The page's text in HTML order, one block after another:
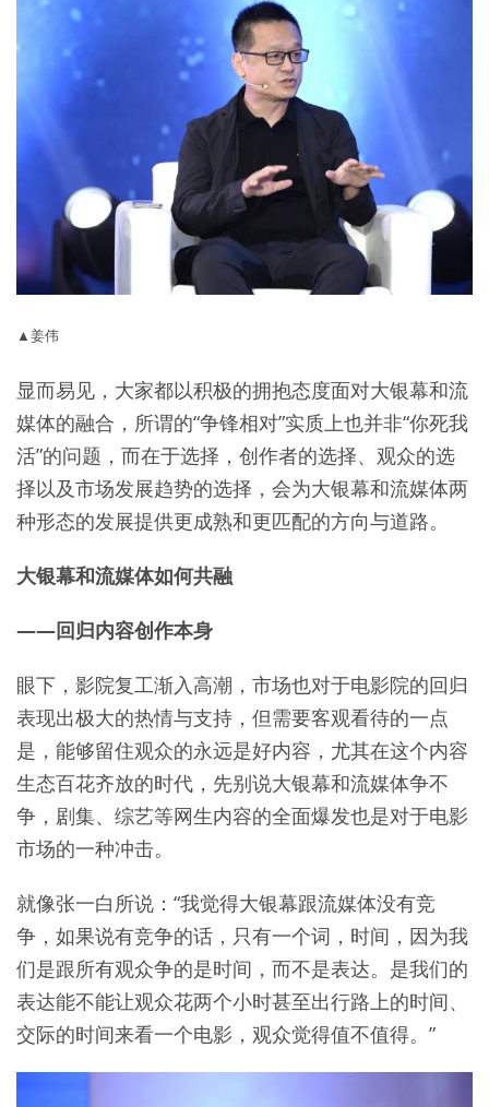
▲姜伟
显而易见，大家都以积极的拥抱态度面对大银幕和流
媒体的融合，所谓的“争锋相对”实质上也并非“你死我
活”的问题，而在于选择，创作者的选择、观众的选
择以及市场发展趋势的选择，会为大银幕和流媒体两
种形态的发展提供更成熟和更匹配的方向与道路。
大银幕和流媒体如何共融
——回归内容创作本身
眼下，影院复工渐入高潮，市场也对于电影院的回归
表现出极大的热情与支持，但需要客观看待的一点
是，能够留住观众的永远是好内容，尤其在这个内容
生态百花齐放的时代，先别说大银幕和流媒体争不
争，剧集、综艺等网生内容的全面爆发也是对于电影
市场的一种冲击。
就像张一白所说：“我觉得大银幕跟流媒体没有竞
争，如果说有竞争的话，只有一个词，时间，因为我
们是跟所有观众争的是时间，而不是表达。是我们的
表达能不能让观众花两个小时甚至出行路上的时间、
交际的时间来看一个电影，观众觉得值不值得。”